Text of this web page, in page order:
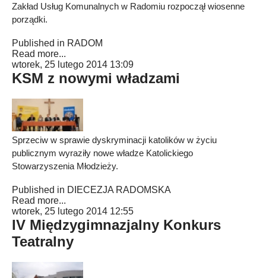
Zakład Usług Komunalnych w Radomiu rozpoczął wiosenne
porządki.
Published in RADOM
Read more...
wtorek, 25 lutego 2014 13:09
KSM z nowymi władzami
Sprzeciw w sprawie dyskryminacji katolików w życiu
publicznym wyraziły nowe władze Katolickiego
Stowarzyszenia Młodzieży.
Published in DIECEZJA RADOMSKA
Read more...
wtorek, 25 lutego 2014 12:55
IV Międzygimnazjalny Konkurs
Teatralny